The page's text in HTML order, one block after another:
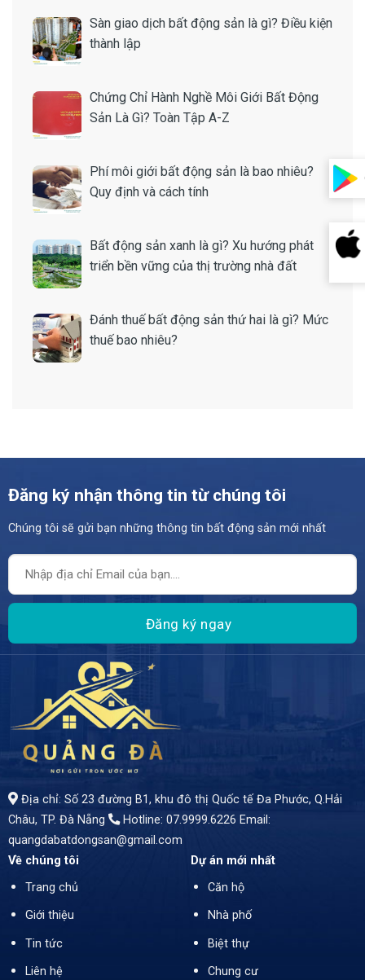
Sàn giao dịch bất động sản là gì? Điều kiện
thành lập
Chứng Chỉ Hành Nghề Môi Giới Bất Động
Sản Là Gì? Toàn Tập A-Z
Phí môi giới bất động sản là bao nhiêu?
Quy định và cách tính
Bất động sản xanh là gì? Xu hướng phát
triển bền vững của thị trường nhà đất
Đánh thuế bất động sản thứ hai là gì? Mức
thuế bao nhiêu?
Đăng ký nhận thông tin từ chúng tôi
Chúng tôi sẽ gửi bạn những thông tin bất động sản mới nhất
Địa chỉ: Số 23 đường B1, khu đô thị Quốc tế Đa Phước, Q.Hải
Châu, TP. Đà Nẵng
Hotline: 07.9999.6226 Email:
quangdabatdongsan@gmail.com
Về chúng tôi
Trang chủ
Giới thiệu
Tin tức
Liên hệ
Dự án mới nhất
Căn hộ
Nhà phố
Biệt thự
Chung cư